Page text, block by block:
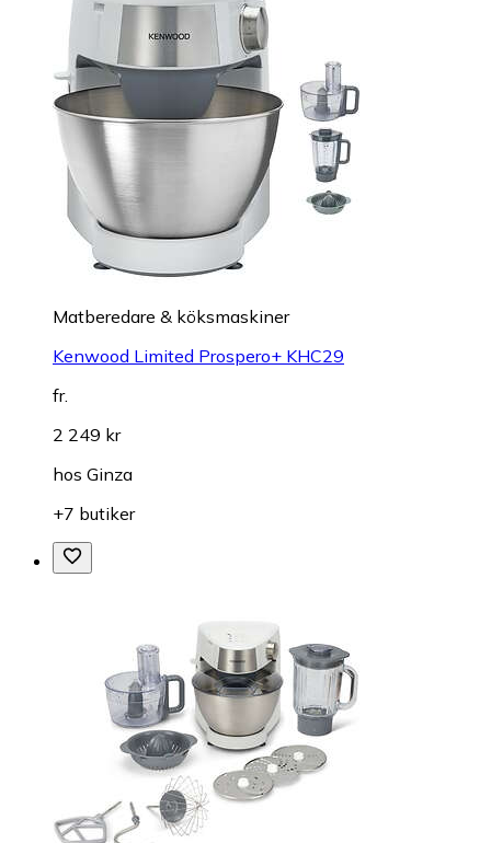
Matberedare & köksmaskiner
Kenwood Limited Prospero+ KHC29
fr.
2 249 kr
hos Ginza
+7 butiker